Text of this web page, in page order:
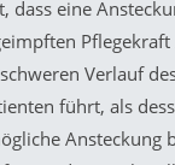
dass eine
Pflegekraft
Verlauf
führt, als
Ansteckung